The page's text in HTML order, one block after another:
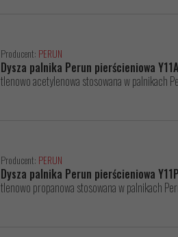
Producent: PERUN
Dysza palnika Perun pierścieniowa
tlenowo acetylenowa stosowana w palnikach
Producent: PERUN
Dysza palnika Perun pierścieniowa
tlenowo propanowa stosowana w palnikach